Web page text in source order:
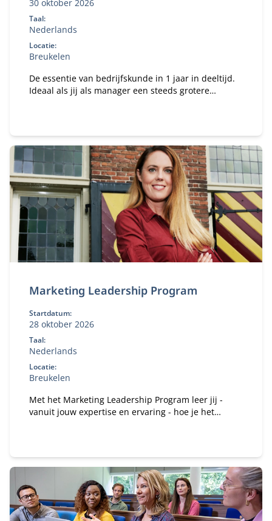
30 oktober 2026
Taal:
Nederlands
Locatie:
Breukelen
De essentie van bedrijfskunde in 1 jaar in deeltijd.
Ideaal als jij als manager een steeds grotere
Marketing Leadership Program
Startdatum:
28 oktober 2026
Taal:
Nederlands
Locatie:
Breukelen
Met het Marketing Leadership Program leer jij -
vanuit jouw expertise en ervaring - hoe je het